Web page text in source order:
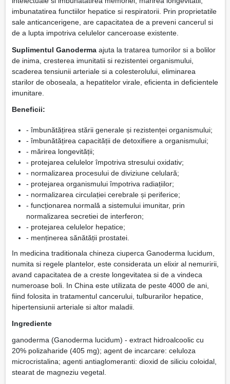
imbunatatirea functiilor hepatice si respiratorii. Prin proprietatile
sale anticancerigene, are capacitatea de a preveni cancerul si
de a lupta impotriva celulelor canceroase existente.
Suplimentul Ganodermaajuta la tratarea tumorilor si a bolilor
de inima, cresterea imunitatii si rezistentei organismului,
scaderea tensiunii arteriale si a colesterolului, eliminarea
starilor de oboseala, a hepatitelor virale, eficienta in deficientele
imunitare.
Beneficii:
- îmbunătățirea stării generale și rezistenței organismului;
- îmbunătățirea capacității de detoxifiere a organismului;
- mărirea longevității;
- protejarea celulelor împotriva stresului oxidativ;
- normalizarea procesului de diviziune celulară;
- protejarea organismului împotriva radiațiilor;
- normalizarea circulației cerebrale și periferice;
- funcționarea normală a sistemului imunitar, prin
normalizarea secretiei de interferon;
- protejarea celulelor hepatice;
- menținerea sănătății prostatei.
In medicina traditionala chineza ciuperca Ganoderma lucidum,
numita si regele plantelor, este considerata un elixir al nemuririi,
avand capacitatea de a creste longevitatea si de a vindeca
numeroase boli. In China este utilizata de peste 4000 de ani,
fiind folosita in tratamentul cancerului, tulburarilor hepatice,
hipertensiunii arteriale si altor maladii.
Ingrediente
ganoderma (Ganoderma lucidum) - extract hidroalcoolic cu
20% polizaharide (405 mg); agent de incarcare: celuloza
microcristalina; agenti antiaglomeranti: dioxid de siliciu coloidal,
stearat de magneziu vegetal.